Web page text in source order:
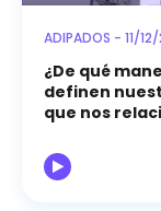
ADIPADOS - 11/
¿De qué
definen
que nos